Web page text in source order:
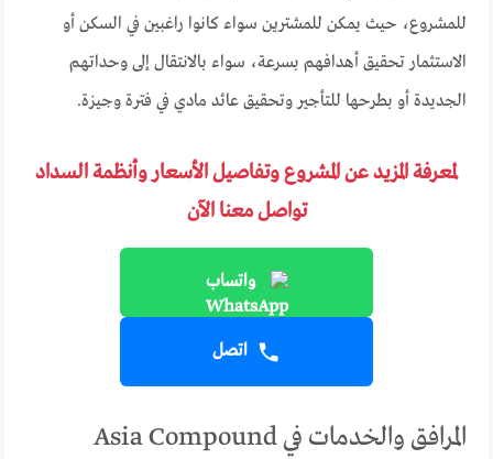
للمشروع، حيث يمكن للمشترين سواء كانوا راغبين في السكن أو
الاستثمار تحقيق أهدافهم بسرعة، سواء بالانتقال إلى وحداتهم
الجديدة أو بطرحها للتأجير وتحقيق عائد مادي في فترة وجيزة.
لمعرفة المزيد عن المشروع وتفاصيل الأسعار وأنظمة السداد
تواصل معنا الآن
واتساب
اتصل
المرافق والخدمات في Asia Compound